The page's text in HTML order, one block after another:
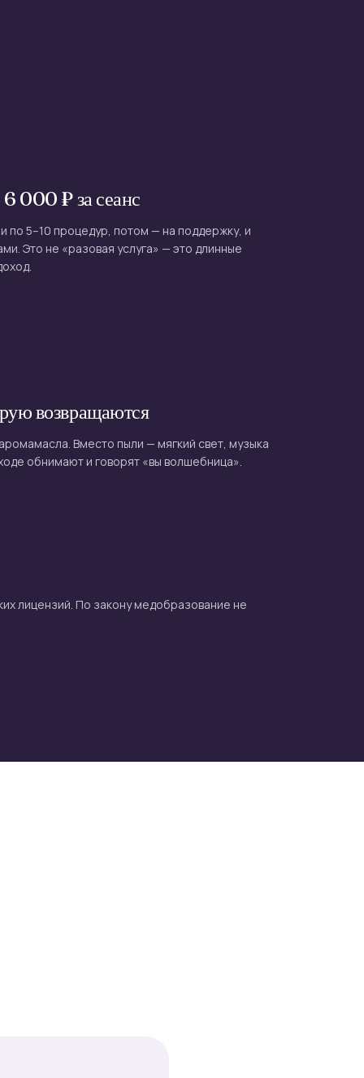
000 ₽ за сеанс
по 5–10 процедур, потом — на поддержку, и
Это не «разовая услуга» — это длинные
возвращаются
Вместо пыли — мягкий свет, музыка
обнимают и говорят «вы волшебница».
лицензий. По закону медобразование не